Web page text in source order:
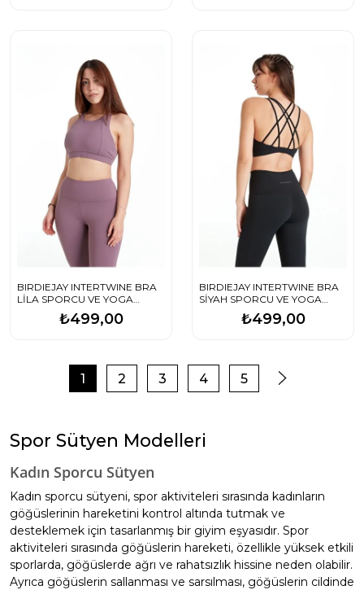
BIRDIEJAY INTERTWINE BRA
LİLA SPORCU VE YOGA
₺499,00
BIRDIEJAY INTERTWINE BRA
SİYAH SPORCU VE YOGA
₺499,00
1 2 3 4 5
Spor Sütyen Modelleri
Kadın Sporcu Sütyen
Kadın sporcu sütyeni, spor aktiviteleri sırasında kadınların
göğüslerinin hareketini kontrol altında tutmak ve
desteklemek için tasarlanmış bir giyim eşyasıdır. Spor
aktiviteleri sırasında göğüslerin hareketi, özellikle yüksek etkili
sporlarda, göğüslerde ağrı ve rahatsızlık hissine neden olabilir.
Ayrıca göğüslerin sallanması ve sarsılması, göğüslerin cildinde